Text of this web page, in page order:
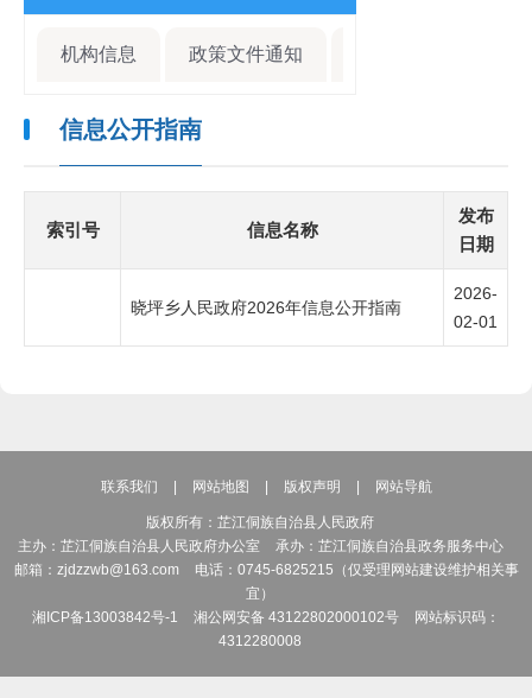
机构信息 政策文件通知
信息公开指南
索引号 信息名称
发布
日期
晓坪乡人民政府2026年信息公开指南
2026-
02-01
联系我们 网站地图 版权声明 网站导航
版权所有：芷江侗族自治县人民政府
主办：芷江侗族自治县人民政府办公室
承办：芷江侗族自治县政务服务中心
邮箱：zjdzzwb@163.com
电话：0745-6825215（仅受理网站建设维护相关事
宜）
湘ICP备13003842号-1
湘公网安备 43122802000102号
网站标识码：
4312280008